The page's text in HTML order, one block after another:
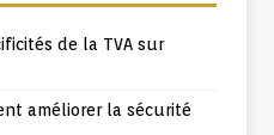
de la TVA sur
améliorer la sécurité